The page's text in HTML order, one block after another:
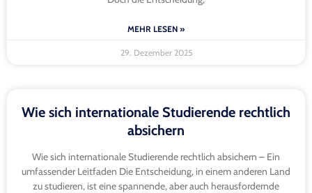
MEHR LESEN »
29. Dezember 2025
Wie sich internationale Studierende rechtlich
absichern
Wie sich internationale Studierende rechtlich absichern – Ein
umfassender Leitfaden Die Entscheidung, in einem anderen Land
zu studieren, ist eine spannende, aber auch herausfordernde